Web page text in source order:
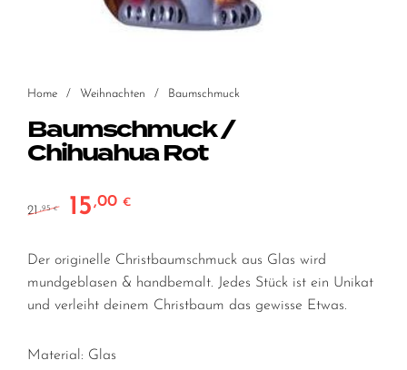
Home / Weihnachten / Baumschmuck
Baumschmuck /
Chihuahua Rot
21 ,95€ Ursprünglicher Preis war: 21,95 €
15,00€
Der originelle Christbaumschmuck aus Glas wird
mundgeblasen & handbemalt. Jedes Stück ist ein Unikat
und verleiht deinem Christbaum das gewisse Etwas.
Material: Glas